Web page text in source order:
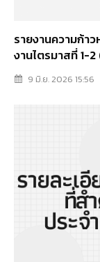
รายงานความก้า
งานไตรมาสที่ 1-
พ.ศ.2569
9 มิ.ย. 2026 15:56